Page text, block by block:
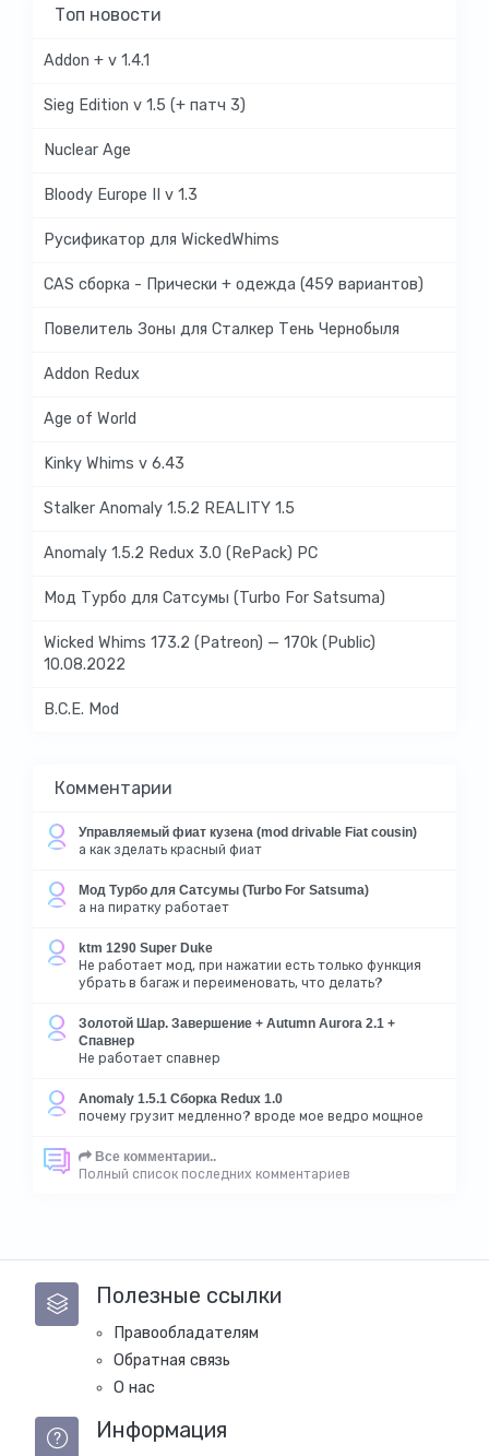
Топ новости
Addon + v 1.4.1
Sieg Edition v 1.5 (+ патч 3)
Nuclear Age
Bloody Europe II v 1.3
Русификатор для WickedWhims
CAS сборка - Прически + одежда (459 вариантов)
Повелитель Зоны для Сталкер Тень Чернобыля
Addon Redux
Age of World
Kinky Whims v 6.43
Stalker Anomaly 1.5.2 REALITY 1.5
Anomaly 1.5.2 Redux 3.0 (RePack) PC
Мод Турбо для Сатсумы (Turbo For Satsuma)
Wicked Whims 173.2 (Patreon) — 170k (Public)
10.08.2022
B.C.E. Mod
Комментарии
Управляемый фиат кузена (mod drivable Fiat cousin)
а как зделать красный фиат
Мод Турбо для Сатсумы (Turbo For Satsuma)
а на пиратку работает
ktm 1290 Super Duke
Не работает мод, при нажатии есть только функция
убрать в багаж и переименовать, что делать?
Золотой Шар. Завершение + Autumn Aurora 2.1 +
Спавнер
Не работает спавнер
Anomaly 1.5.1 Сборка Redux 1.0
почему грузит медленно? вроде мое ведро мощное
Все комментарии..
Полный список последних комментариев
Полезные ссылки
Правообладателям
Обратная связь
О нас
Информация